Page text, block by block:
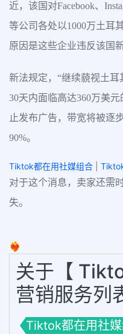
近，该国对Facebook、
等公司各处以1000万土耳
原因是这些企业违反该国
新法规定，“继续藐视土
30天内面临高达360万美
止发布广告，带宽将被逐
90%。
Tiktok都在用社媒组合
对于这个消息，卖家还需
失。
❤️‍🔥
关于【
营销服务列
Tiktok都在用社